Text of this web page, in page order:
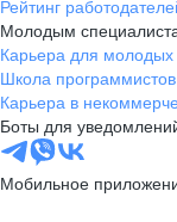
Рейтинг
Молодым
Карьера для молодых
Школа программистов
Карьера в
Боты для
Мобильное